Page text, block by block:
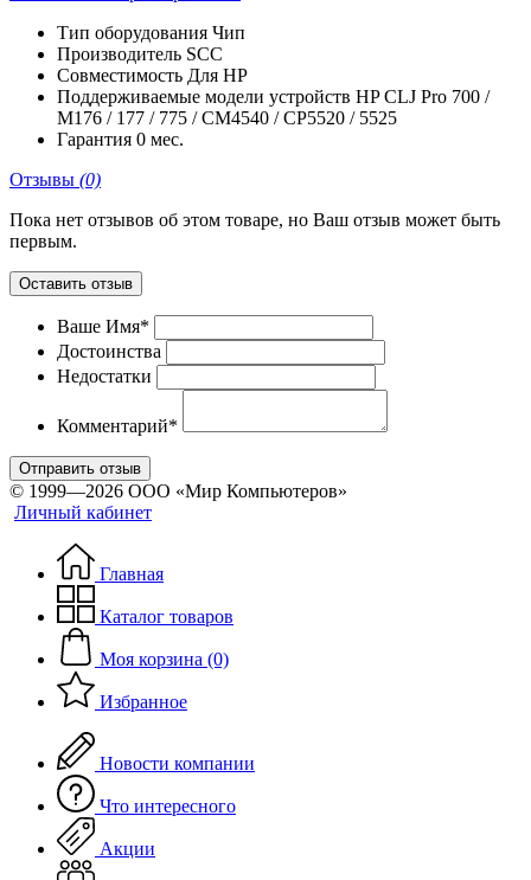
Тип оборудования Чип
Производитель SCC
Совместимость Для HP
Поддерживаемые модели устройств HP CLJ Pro 700 /
M176 / 177 / 775 / CM4540 / CP5520 / 5525
Гарантия 0 мес.
Отзывы (0)
Пока нет отзывов об этом товаре, но Ваш отзыв может быть
первым.
Оставить отзыв
Ваше Имя*
Достоинства
Недостатки
Комментарий*
Отправить отзыв
© 1999—2026 ООО «Мир Компьютеров»
Личный кабинет
Главная
Каталог товаров
Моя корзина (0)
Избранное
Новости компании
Что интересного
Акции